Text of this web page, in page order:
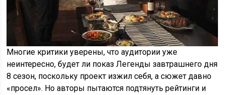
Многие критики уверены, что аудитории уже
неинтересно, будет ли показ Легенды завтрашнего дня
8 сезон, поскольку проект изжил себя, а сюжет давно
«просел». Но авторы пытаются подтянуть рейтинги и